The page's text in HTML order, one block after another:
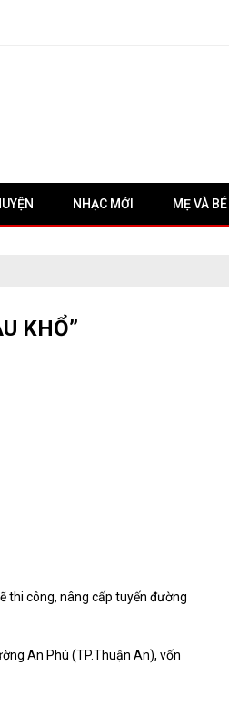
NHẠC MỚI MẸ VÀ BÉ
KHỔ”
thi công, nâng cấp tuyến đường
An Phú (TP.Thuận An), vốn